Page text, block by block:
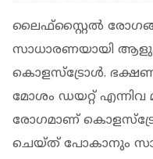
ലൈഫ്‌സ്റ്റൈൽ
സാധാരണയായി
കൊളസ്‌ട്രോൾ.
മോശം ഡയറ്റ് എന്നിവ
രോഗമാണ്
ചെയ്ത് പോകാനും